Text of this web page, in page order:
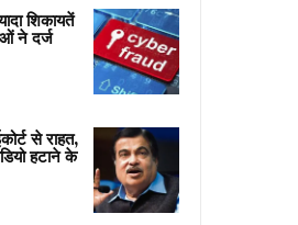
शिकायतें
ने दर्ज
से राहत,
हटाने के